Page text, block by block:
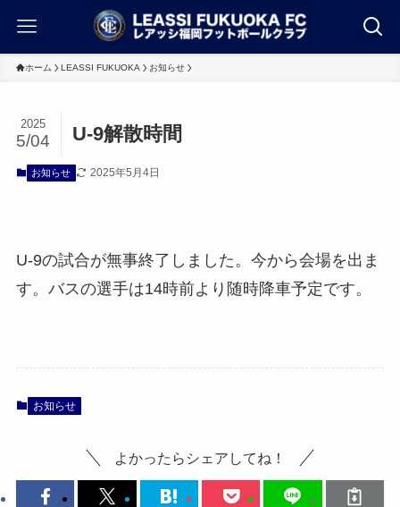
ホーム LEASSI FUKUOKA お知らせ
U-9解散時間
2025
5/04
お知らせ 2025年5月4日
U-9の試合が無事終了しました。今から会場を出ま
す。バスの選手は14時前より随時降車予定です。
お知らせ
よかったらシェアしてね！